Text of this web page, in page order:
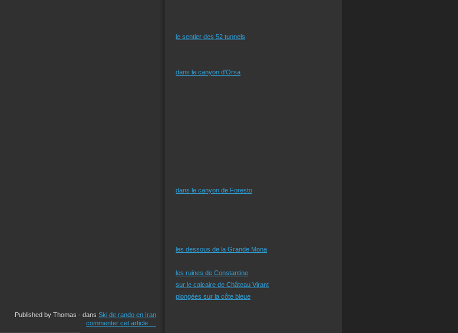
Published by Thomas - dans Ski de rando en Iran
commenter cet article
le sentier des 52 tunnels
dans le canyon d'Orsa
dans le canyon de Foresto
les dessous de la Grande Mona
les ruines de Constantine
sur le calcaire de Château Virant
plongées sur la côte bleue